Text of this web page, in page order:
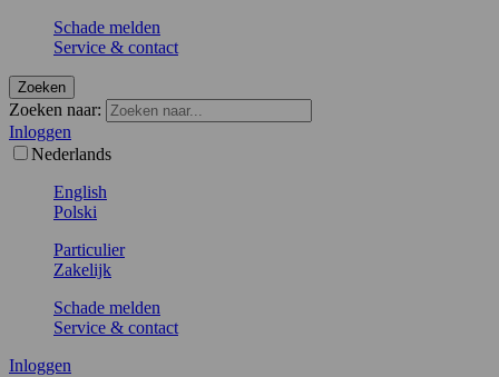
Schade melden
Service & contact
Zoeken
Zoeken naar:
Inloggen
Nederlands
English
Polski
Particulier
Zakelijk
Schade melden
Service & contact
Inloggen